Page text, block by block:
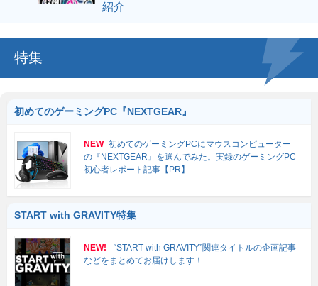
紹介
特集
初めてのゲーミングPC『NEXTGEAR』
NEW 初めてのゲーミングPCにマウスコンピューター
の『NEXTGEAR』を選んでみた。実録のゲーミングPC
初心者レポート記事【PR】
START with GRAVITY特集
NEW!
“START with GRAVITY”関連タイトルの企画記事
などをまとめてお届けします！